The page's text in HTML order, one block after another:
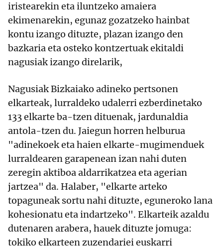
iristearekin eta iluntzeko amaiera
ekimenarekin, egunaz gozatzeko hainbat
kontu izango dituzte, plazan izango den
bazkaria eta osteko kontzertuak ekitaldi
nagusiak izango direlarik,
Nagusiak Bizkaiako adineko pertsonen
elkarteak, lurraldeko udalerri ezberdinetako
133 elkarte ba-tzen dituenak, jardunaldia
antola-tzen du. Jaiegun horren helburua
"adinekoek eta haien elkarte-mugimenduek
lurraldearen garapenean izan nahi duten
zeregin aktiboa aldarrikatzea eta agerian
jartzea" da. Halaber, "elkarte arteko
topaguneak sortu nahi dituzte, eguneroko lana
kohesionatu eta indartzeko". Elkarteik azaldu
dutenaren arabera, hauek dituzte jomuga:
tokiko elkarteen zuzendariei euskarri